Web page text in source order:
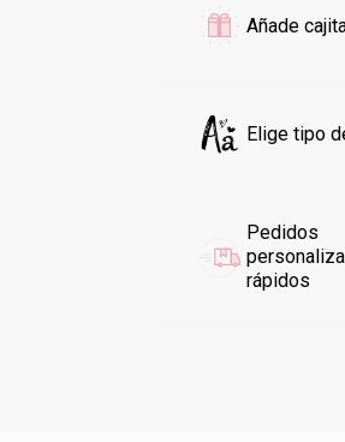
Añade
Elige tipo
Pedidos
rápidos